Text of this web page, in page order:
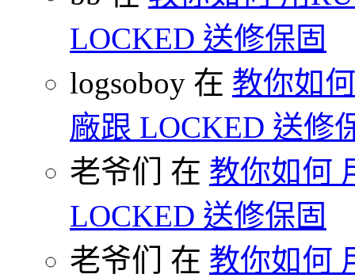
LOCKED 送修保固
logsoboy 在 教你如
廠跟 LOCKED 送修
老爷们 在 教你如何
LOCKED 送修保固
老爷们 在 教你如何